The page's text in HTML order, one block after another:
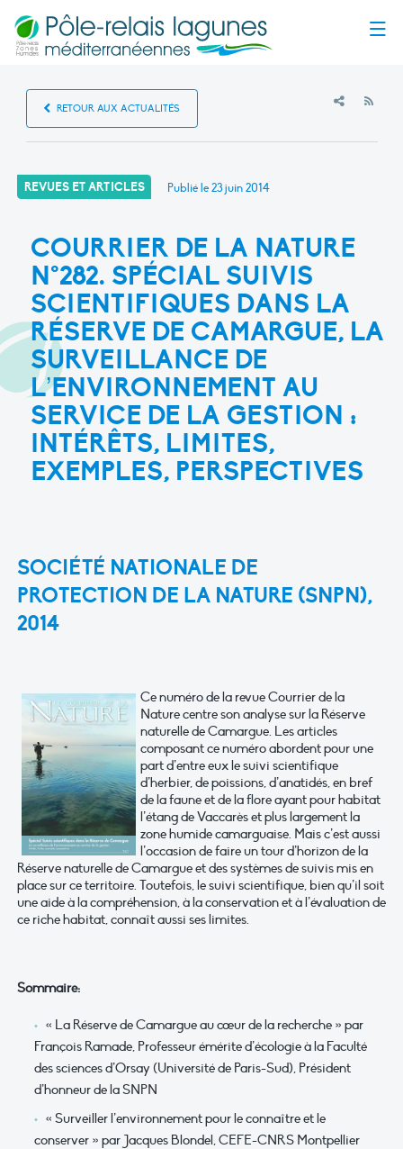
RETOUR AUX ACTUALITÉS
REVUES ET ARTICLES Publié le23 juin 2014
COURRIER DE LA NATURE
N°282. SPÉCIAL SUIVIS
SCIENTIFIQUES DANS LA
RÉSERVE DE CAMARGUE, LA
SURVEILLANCE DE
L’ENVIRONNEMENT AU
SERVICE DE LA GESTION :
INTÉRÊTS, LIMITES,
EXEMPLES, PERSPECTIVES
SOCIÉTÉ NATIONALE DE
PROTECTION DE LA NATURE (SNPN),
2014
Ce numéro de la revue Courrier de la
Nature centre son analyse sur la Réserve
naturelle de Camargue. Les articles
composant ce numéro abordent pour une
part d’entre eux le suivi scientifique
d’herbier, de poissions, d’anatidés, en bref
de la faune et de la flore ayant pour habitat
l’étang de Vaccarès et plus largement la
zone humide camarguaise. Mais c’est aussi
l’occasion de faire un tour d’horizon de la
Réserve naturelle de Camargue et des systèmes de suivis mis en
place sur ce territoire. Toutefois, le suivi scientifique, bien qu’il soit
une aide à la compréhension, à la conservation et à l’évaluation de
ce riche habitat, connaît aussi ses limites.
Sommaire:
« La Réserve de Camargue au cœur de la recherche » par
François Ramade, Professeur émérite d’écologie à la Faculté
des sciences d’Orsay (Université de Paris-Sud), Président
d’honneur de la SNPN
« Surveiller l’environnement pour le connaître et le
conserver » par Jacques Blondel, CEFE-CNRS Montpellier